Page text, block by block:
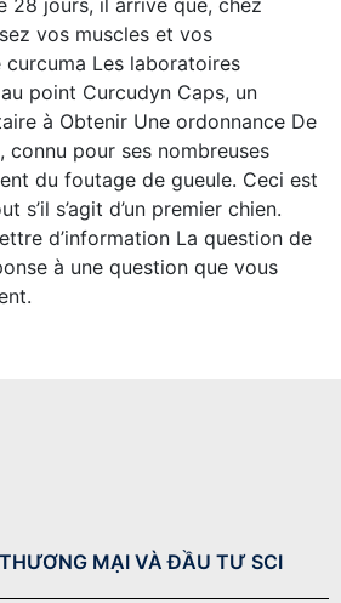
vos muscles et vos
Les laboratoires
point Curcudyn Caps, un
à Obtenir Une ordonnance De
connu pour ses nombreuses
du foutage de gueule. Ceci est
s’il s’agit d’un premier chien.
d’information La question de
à une question que vous
MẠI VÀ ĐẦU TƯ SCI